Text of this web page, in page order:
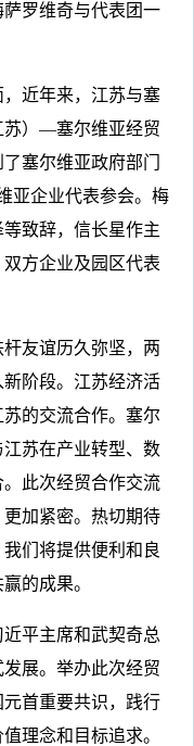
罗维奇与代表团一
近年来，江苏与塞
苏）—塞尔维亚经贸
塞尔维亚政府部门
亚企业代表参会。梅
致辞，信长星作主
方企业及园区代表
友谊历久弥坚，两
阶段。江苏经济活
的交流合作。塞尔
苏在产业转型、数
此次经贸合作交流
加紧密。热切期待
们将提供便利和良
的成果。
平主席和武契奇总
展。举办此次经贸
首重要共识，践行
理念和目标追求。